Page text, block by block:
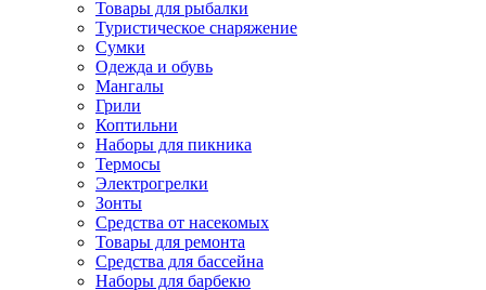
Товары для рыбалки
Туристическое снаряжение
Сумки
Одежда и обувь
Мангалы
Грили
Коптильни
Наборы для пикника
Термосы
Электрогрелки
Зонты
Средства от насекомых
Товары для ремонта
Средства для бассейна
Наборы для барбекю